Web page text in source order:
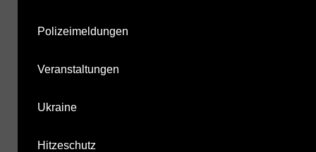
Polizeimeldungen
Veranstaltungen
Ukraine
Hitzeschutz